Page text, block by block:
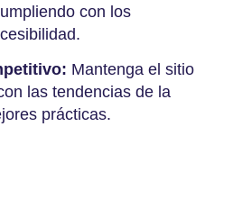
con los
Mantenga el sitio
las tendencias de la
prácticas.